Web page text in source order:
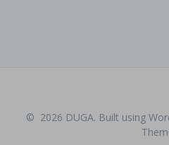
© 2026 DUGA. Built using